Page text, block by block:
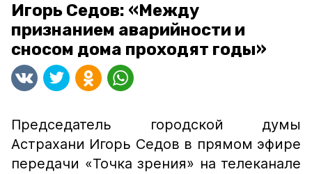
Игорь Седов: «Между
признанием аварийности и
сносом дома проходят годы»
Председатель городской думы
Астрахани Игорь Седов в прямом эфире
передачи «Точка зрения» на телеканале